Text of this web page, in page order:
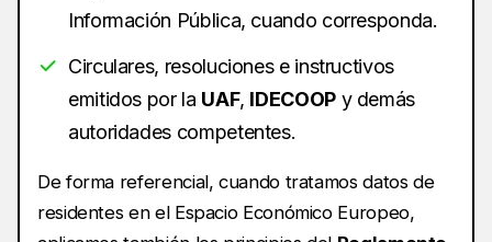
Información Pública, cuando corresponda.
Circulares, resoluciones e instructivos
emitidos por la UAF, IDECOOPy demás
autoridades competentes.
De forma referencial, cuando tratamos datos de
residentes en el Espacio Económico Europeo,